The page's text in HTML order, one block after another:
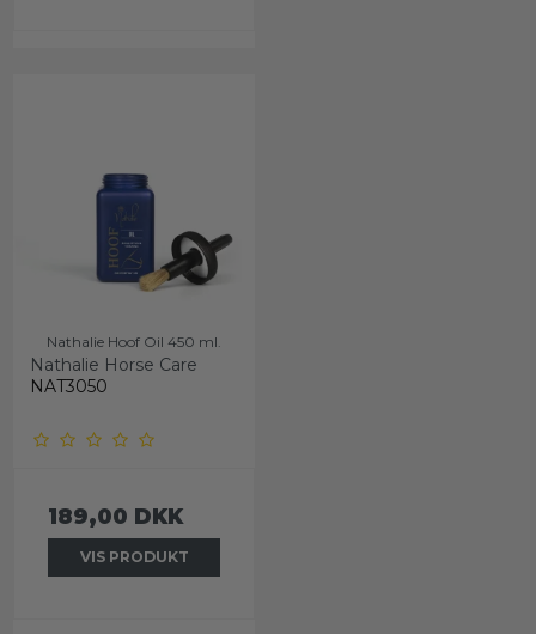
Nathalie Hoof Oil 450 ml.
Nathalie Horse Care
NAT3050
189,00 DKK
VIS PRODUKT